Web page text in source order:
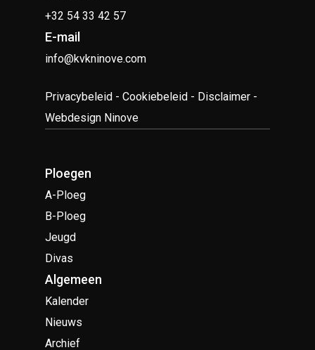
+32 54 33 42 57
E-mail
info@kvkninove.com
Privacybeleid -Cookiebeleid - Disclaimer -
Webdesign Ninove
Ploegen
A-Ploeg
B-Ploeg
Jeugd
Divas
Algemeen
Kalender
Nieuws
Archief